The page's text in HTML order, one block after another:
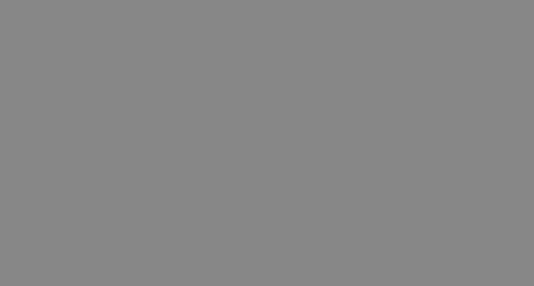
διάκριση
να
τη χρήση του
δηλαδή να